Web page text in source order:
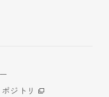
ジトリ